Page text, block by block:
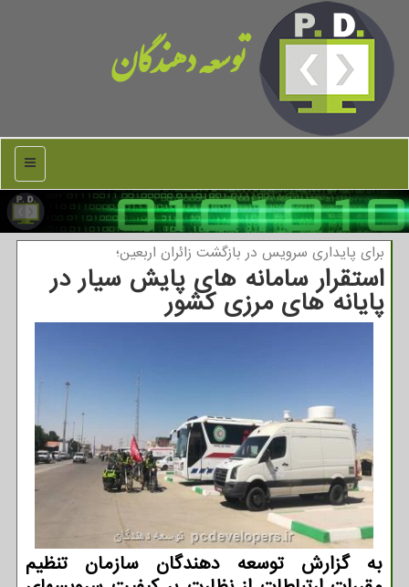
توسعه دهندگان
منو
برای پایداری سرویس در بازگشت زائران اربعین؛
استقرار سامانه های پایش سیار در
پایانه های مرزی کشور
به گزارش توسعه دهندگان سازمان تنظیم